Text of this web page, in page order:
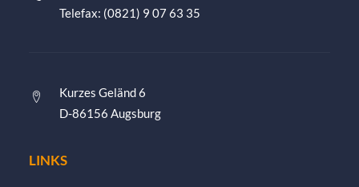
Telefax: (0821) 9 07 63 35
Kurzes Geländ 6
D-86156 Augsburg
LINKS